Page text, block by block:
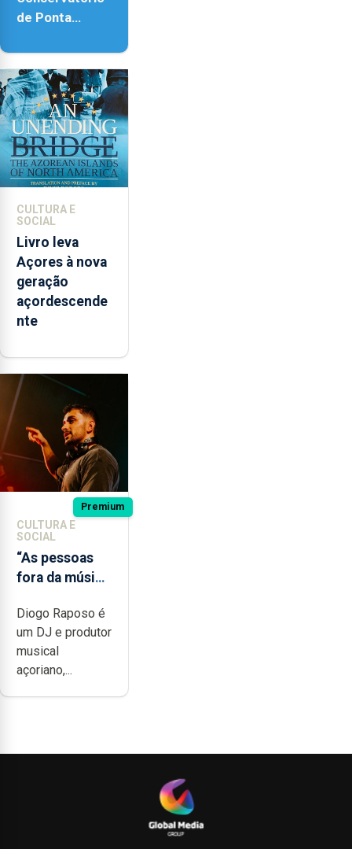
de Ponta
contar com
novos
instrumentos
CULTURA E
SOCIAL
Livro leva
Açores à nova
geração
açordescende
nte
Premium
CULTURA E
SOCIAL
“As pessoas
fora da música
noção do quão
difícil é
produzir uma
música”
Diogo Raposo é
um DJ e produtor
musical
açoriano,...